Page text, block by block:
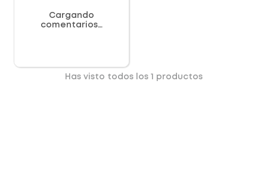
Cargando
comentarios…
Has visto todos los productos